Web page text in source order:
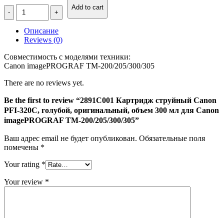
Количество
2891C001
струйный
Canon
PFI-
320C,
голубой,
оригинальный,
300
мл
для
Canon
imagePROGRAF
TM-
200/205/300/305
Add to cart
Описание
Reviews (0)
Совместимость с моделями техники:
Canon imagePROGRAF TM-200/205/300/305
There are no reviews yet.
Be the first to review “2891C001 Картридж струйный Canon
PFI-320C, голубой, оригинальный, объем 300 мл для Canon
imagePROGRAF TM-200/205/300/305”
Ваш адрес email не будет опубликован. Обязательные поля
помечены *
Your rating *
Your review *